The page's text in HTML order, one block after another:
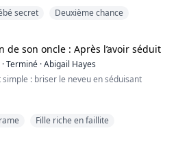
paraître de sa véritable identité,
a...
secret Deuxième chance
de son oncle : Après l’avoir séduit
·Terminé ·Abigail Hayes
simple : briser le neveu en séduisant
ma dignité. Alors je me suis attaquée
Fille riche en faillite